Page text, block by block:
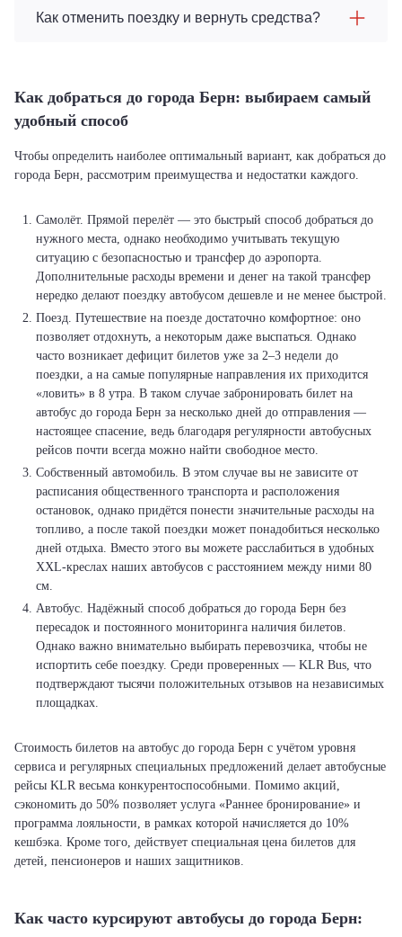
Как отменить поездку и вернуть средства?
Как добраться до города Берн: выбираем самый
удобный способ
Чтобы определить наиболее оптимальный вариант, как добраться до
города Берн, рассмотрим преимущества и недостатки каждого.
Самолёт. Прямой перелёт — это быстрый способ добраться до
нужного места, однако необходимо учитывать текущую
ситуацию с безопасностью и трансфер до аэропорта.
Дополнительные расходы времени и денег на такой трансфер
нередко делают поездку автобусом дешевле и не менее быстрой.
Поезд. Путешествие на поезде достаточно комфортное: оно
позволяет отдохнуть, а некоторым даже выспаться. Однако
часто возникает дефицит билетов уже за 2–3 недели до
поездки, а на самые популярные направления их приходится
«ловить» в 8 утра. В таком случае забронировать билет на
автобус до города Берн за несколько дней до отправления —
настоящее спасение, ведь благодаря регулярности автобусных
рейсов почти всегда можно найти свободное место.
Собственный автомобиль. В этом случае вы не зависите от
расписания общественного транспорта и расположения
остановок, однако придётся понести значительные расходы на
топливо, а после такой поездки может понадобиться несколько
дней отдыха. Вместо этого вы можете расслабиться в удобных
XXL-креслах наших автобусов с расстоянием между ними 80
см.
Автобус. Надёжный способ добраться до города Берн без
пересадок и постоянного мониторинга наличия билетов.
Однако важно внимательно выбирать перевозчика, чтобы не
испортить себе поездку. Среди проверенных — KLR Bus, что
подтверждают тысячи положительных отзывов на независимых
площадках.
Стоимость билетов на автобус до города Берн с учётом уровня
сервиса и регулярных специальных предложений делает автобусные
рейсы KLR весьма конкурентоспособными. Помимо акций,
сэкономить до 50% позволяет услуга «Раннее бронирование» и
программа лояльности, в рамках которой начисляется до 10%
кешбэка. Кроме того, действует специальная цена билетов для
детей, пенсионеров и наших защитников.
Как часто курсируют автобусы до города Берн: